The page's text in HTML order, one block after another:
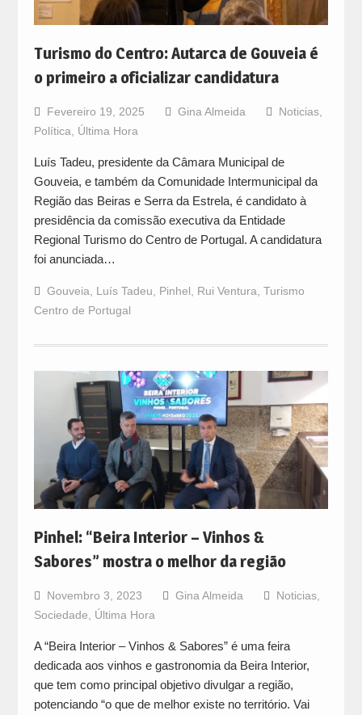
Turismo do Centro: Autarca de Gouveia é
o primeiro a oficializar candidatura
Fevereiro 19, 2025 Gina Almeida Noticias,
Política, Última Hora
Luís Tadeu, presidente da Câmara Municipal de
Gouveia, e também da Comunidade Intermunicipal da
Região das Beiras e Serra da Estrela, é candidato à
presidência da comissão executiva da Entidade
Regional Turismo do Centro de Portugal. A candidatura
foi anunciada…
Gouveia, Luís Tadeu, Pinhel, Rui Ventura, Turismo
Centro de Portugal
Pinhel: “Beira Interior – Vinhos &
Sabores” mostra o melhor da região
Novembro 3, 2023 Gina Almeida Noticias,
Sociedade
Última Hora
A “Beira Interior – Vinhos & Sabores” é uma feira
dedicada aos vinhos e gastronomia da Beira Interior,
que tem como principal objetivo divulgar a região,
potenciando “o que de melhor existe no território. Vai